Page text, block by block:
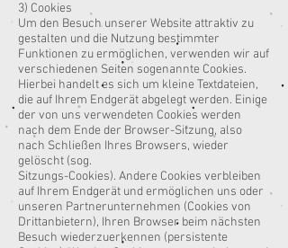
3) Cookies
Um den Besuch unserer Website attraktiv zu
gestalten und die Nutzung bestimmter
Funktionen zu ermöglichen, verwenden wir auf
verschiedenen Seiten sogenannte Cookies.
Hierbei handelt es sich um kleine Textdateien,
die auf Ihrem Endgerät abgelegt werden. Einige
der von uns verwendeten Cookies werden
nach dem Ende der Browser-Sitzung, also
nach Schließen Ihres Browsers, wieder
gelöscht (sog.
Sitzungs-Cookies). Andere Cookies verbleiben
auf Ihrem Endgerät und ermöglichen uns oder
unseren Partnerunternehmen (Cookies von
Drittanbietern), Ihren Browser beim nächsten
Besuch wiederzuerkennen (persistente